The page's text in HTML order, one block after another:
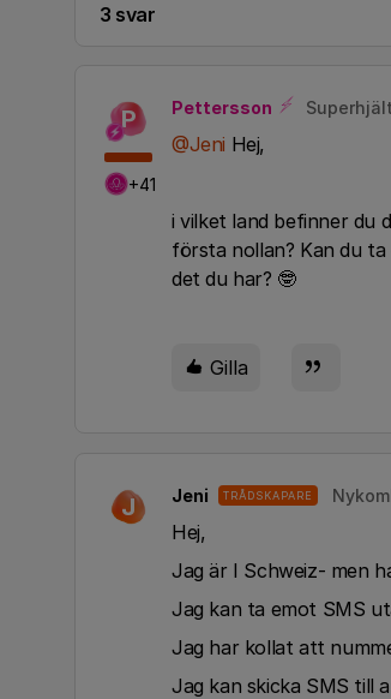
3 svar
P
+41
Pettersson
@Jeni Hej,
i vilket land befinner du
första nollan? Kan du
det du har? 🤓
Gilla
J Jeni TRÅDSKAPARE
Hej,
Jag är I Schweiz- men
Jag kan ta emot SMS
Jag har kollat att
Jag kan skicka SMS till